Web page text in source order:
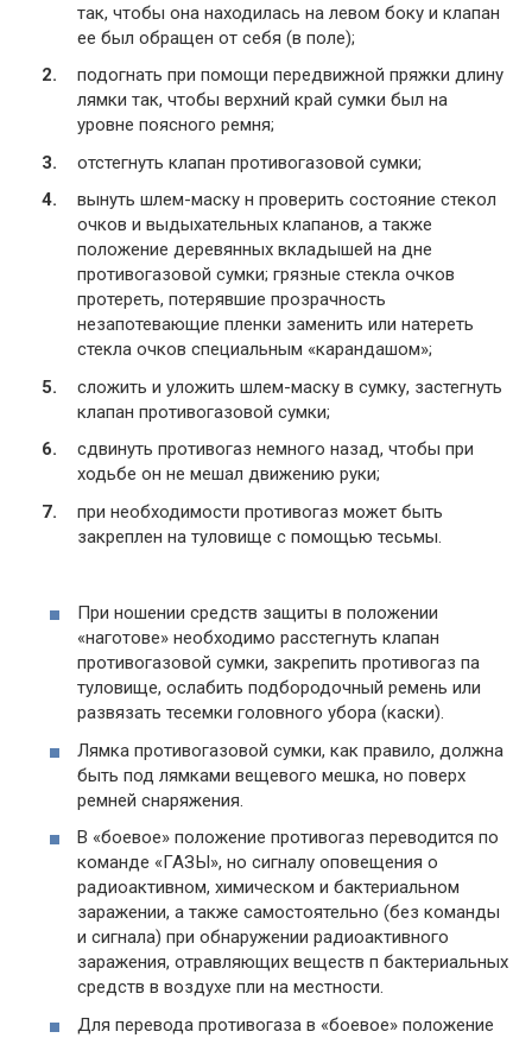
так, чтобы она находилась на левом боку и клапан
ее был обращен от себя (в поле);
подогнать при помощи передвижной пряжки длину
лямки так, чтобы верхний край сумки был на
уровне поясного ремня;
отстегнуть клапан противогазовой сумки;
вынуть шлем-маску н проверить состояние стекол
очков и выдыхательных клапанов, а также
положение деревянных вкладышей на дне
противогазовой сумки; грязные стекла очков
протереть, потерявшие прозрачность
незапотевающие пленки заменить или натереть
стекла очков специальным «карандашом»;
сложить и уложить шлем-маску в сумку, застегнуть
клапан противогазовой сумки;
сдвинуть противогаз немного назад, чтобы при
ходьбе он не мешал движению руки;
при необходимости противогаз может быть
закреплен на туловище с помощью тесьмы.
При ношении средств защиты в положении
«наготове» необходимо расстегнуть клапан
противогазовой сумки, закрепить противогаз па
туловище, ослабить подбородочный ремень или
развязать тесемки головного убора (каски).
Лямка противогазовой сумки, как правило, должна
быть под лямками вещевого мешка, но поверх
ремней снаряжения.
В «боевое» положение противогаз переводится по
команде «ГАЗЫ», но сигналу оповещения о
радиоактивном, химическом и бактериальном
заражении, а также самостоятельно (без команды
и сигнала) при обнаружении радиоактивного
заражения, отравляющих веществ п бактериальных
средств в воздухе пли на местности.
Для перевода противогаза в «боевое» положение